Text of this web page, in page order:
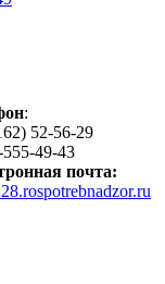
:
52-56-29
49-43
почта: